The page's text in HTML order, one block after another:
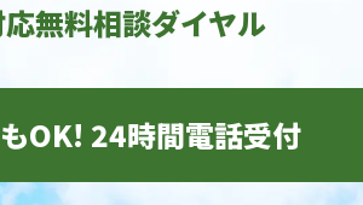
無料相談ダイヤル
OK! 24時間電話受付